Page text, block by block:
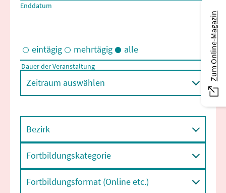
Enddatum
Eintägige und/oder mehrtägige Veranstaltungen
eintägig mehrtägig alle
Dauer der Veranstaltung
Zeitraum auswählen
Bezirk
Fortbildungskategorie
Fortbildungsformat (Online etc.)
Zum Online-Magazin